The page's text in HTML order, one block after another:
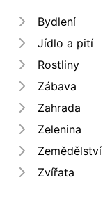
Bydlení
Jídlo a pití
Rostliny
Zábava
Zahrada
Zelenina
Zemědělství
Zvířata